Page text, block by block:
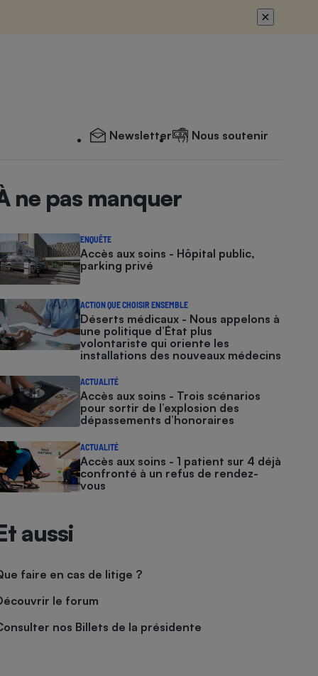
Newsletter Nous soutenir
ne pas manquer
ENQUÊTE
Accès aux soins - Hôpital public,
parking privé
ACTION QUE CHOISIR ENSEMBLE
Déserts médicaux - Nous appelons à
une politique d’État plus
volontariste qui oriente les
installations des nouveaux médecins
ACTUALITÉ
Accès aux soins - Trois scénarios
pour sortir de l’explosion des
dépassements d’honoraires
ACTUALITÉ
Accès aux soins - 1 patient sur 4 déjà
confronté à un refus de rendez-
vous
aussi
faire en cas de litige ?
le forum
nos Billets de la présidente